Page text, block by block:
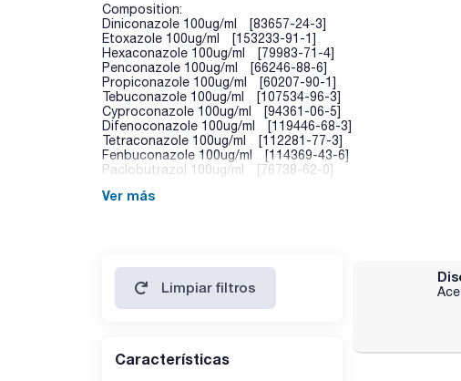
Composition:
Diniconazole 100ug/ml [83657-24-3]
Etoxazole 100ug/ml [153233-91-1]
Hexaconazole 100ug/ml [79983-71-4]
Penconazole 100ug/ml [66246-88-6]
Propiconazole 100ug/ml [60207-90-1]
Tebuconazole 100ug/ml [107534-96-3]
Cyproconazole 100ug/ml [94361-06-5]
Difenoconazole 100ug/ml [119446-68-3]
Tetraconazole 100ug/ml [112281-77-3]
Fenbuconazole 100ug/ml [114369-43-6]
Paclobutrazol 100ug/ml [76738-62-0]
Ver más
Limpiar filtros
Características